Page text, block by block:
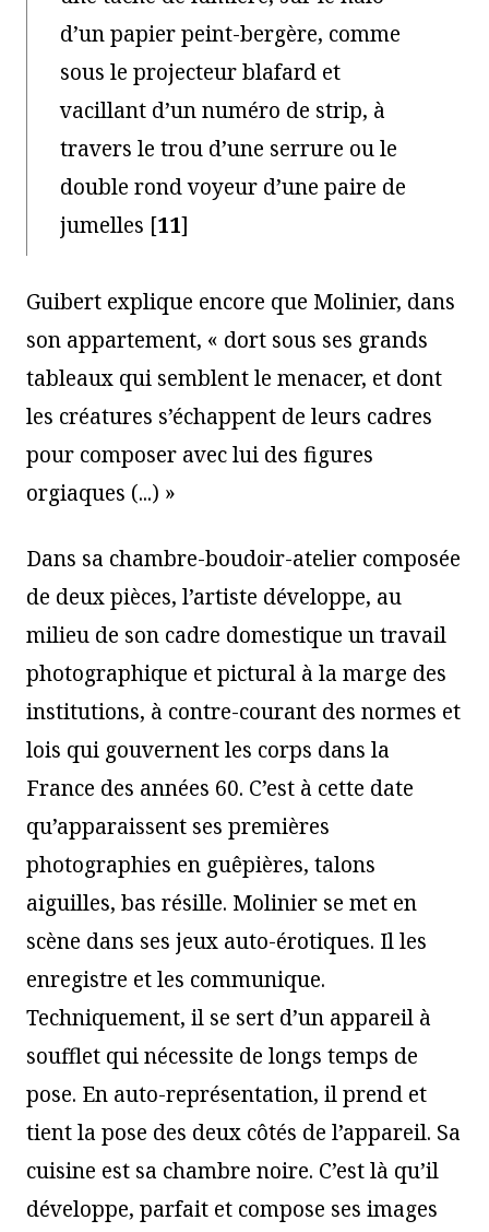
d’un papier peint-bergère, comme
sous le projecteur blafard et
vacillant d’un numéro de strip, à
travers le trou d’une serrure ou le
double rond voyeur d’une paire de
jumelles [11]
Guibert explique encore que Molinier, dans
son appartement, « dort sous ses grands
tableaux qui semblent le menacer, et dont
les créatures s’échappent de leurs cadres
pour composer avec lui des figures
orgiaques (...) »
Dans sa chambre-boudoir-atelier composée
de deux pièces, l’artiste développe, au
milieu de son cadre domestique un travail
photographique et pictural à la marge des
institutions, à contre-courant des normes et
lois qui gouvernent les corps dans la
France des années 60. C’est à cette date
qu’apparaissent ses premières
photographies en guêpières, talons
aiguilles, bas résille. Molinier se met en
scène dans ses jeux auto-érotiques. Il les
enregistre et les communique.
Techniquement, il se sert d’un appareil à
soufflet qui nécessite de longs temps de
pose. En auto-représentation, il prend et
tient la pose des deux côtés de l’appareil. Sa
cuisine est sa chambre noire. C’est là qu’il
développe, parfait et compose ses images